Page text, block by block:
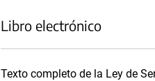
Libro electrónico
Texto completo de la Ley de